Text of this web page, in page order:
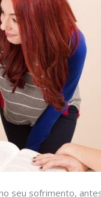
seu sofrimento,